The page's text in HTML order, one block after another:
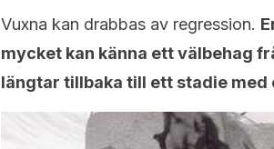
Vuxna kan drabbas av regression.
mycket kan känna ett välbehag
längtar tillbaka till ett stadie med